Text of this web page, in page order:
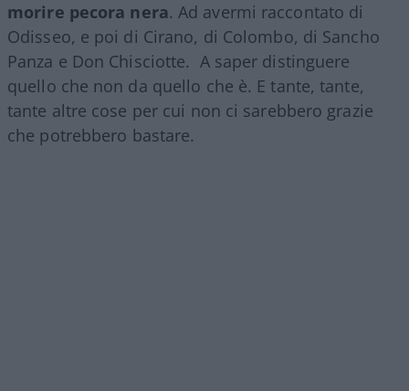
morire pecora nera. Ad avermi raccontato di
Odisseo, e poi di Cirano, di Colombo, di Sancho
Panza e Don Chisciotte. A saper distinguere
quello che non da quello che è. E tante, tante,
tante altre cose per cui non ci sarebbero grazie
che potrebbero bastare.